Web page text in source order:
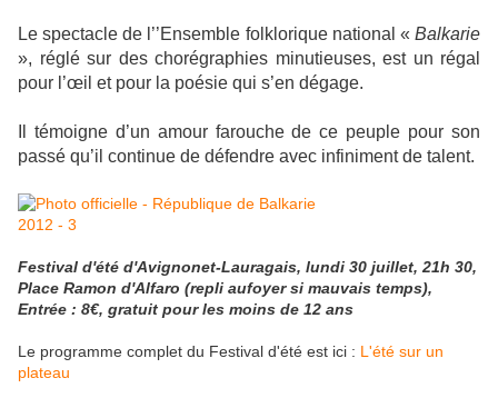
Le spectacle de l’’Ensemble folklorique national « Balkarie
», réglé sur des chorégraphies minutieuses, est un régal
pour l’œil et pour la poésie qui s’en dégage.
Il témoigne d’un amour farouche de ce peuple pour son
passé qu’il continue de défendre avec infiniment de talent.
Festival d'été d'Avignonet-Lauragais, lundi 30 juillet, 21h 30,
Place Ramon d'Alfaro (repli aufoyer si mauvais temps),
Entrée : 8€, gratuit pour les moins de 12 ans
Le programme complet du Festival d'été est ici : L'été sur un
plateau